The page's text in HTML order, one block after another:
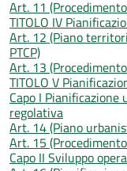
Art. 11
TITOLO IV
Art. 12 (Piano
PTCP)
Art. 13
TITOLO V
Capo I
regolativa
Art. 14 (Piano
Art. 15
Capo II Sviluppo